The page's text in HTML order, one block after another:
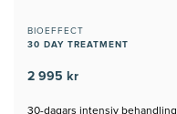
BIOEFFECT
30 DAY TREATMENT
2 995 kr
30-dagars intensiv behandling